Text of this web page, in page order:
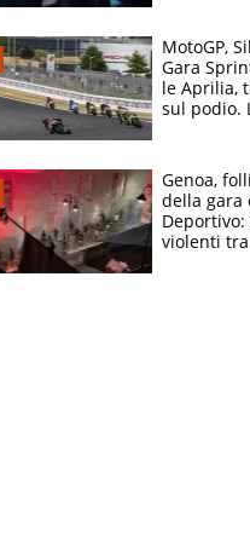
MotoGP,
Gara
le Aprilia,
sul podio.
Genoa,
della gara
violenti